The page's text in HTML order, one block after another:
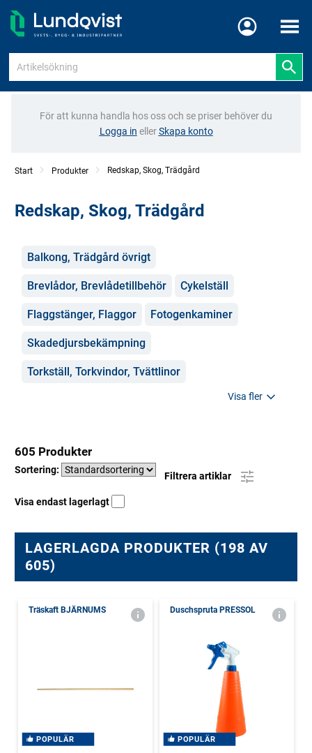
Meny
För att kunna handla hos oss och se priser behöver du
Logga in ellerSkapa konto
Start Produkter Redskap, Skog, Trädgård
Redskap, Skog, Trädgård
Kategorier
Balkong, Trädgård övrigt
Brevlådor, Brevlådetillbehör Cykelställ
Flaggstänger, Flaggor Fotogenkaminer
Skadedjursbekämpning
Torkställ, Torkvindor, Tvättlinor
Visa fler
605 Produkter
Sortering:
Filtrera artiklar
Visa endast lagerlagt
LAGERLAGDA PRODUKTER (198 AV
605)
Träskaft BJÄRNUMS
POPULÄR
Duschspruta PRESSOL
POPULÄR